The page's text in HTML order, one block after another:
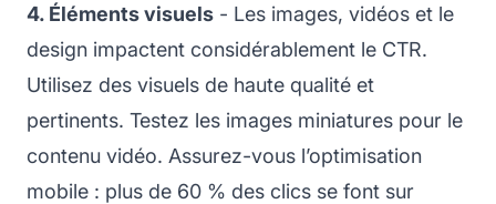
4. Éléments visuels - Les images, vidéos et le
design impactent considérablement le CTR.
Utilisez des visuels de haute qualité et
pertinents. Testez les images miniatures pour le
contenu vidéo. Assurez-vous l’optimisation
mobile : plus de 60 % des clics se font sur